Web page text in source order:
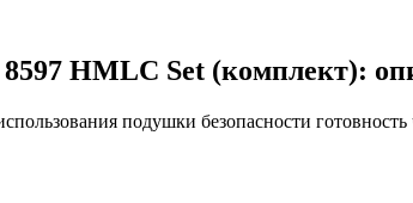
HMLC Set (комплект):
подушки безопасности готовность